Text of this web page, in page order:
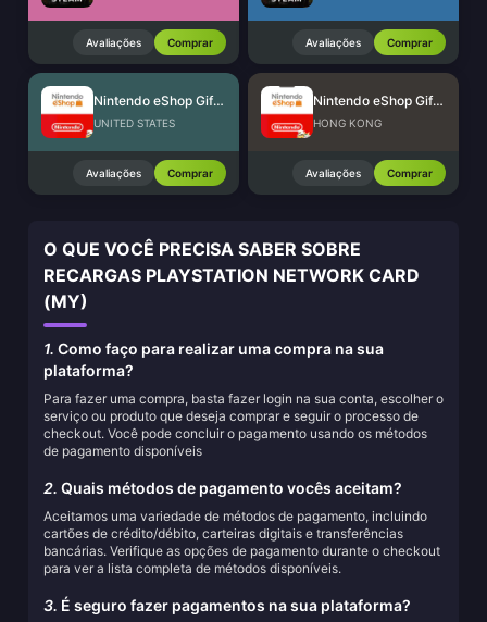
Avaliações Comprar Avaliações Comprar
Nintendo eShop Gift Card (US)
UNITED STATES
Avaliações Comprar
Nintendo eShop Gift Card (HK)
HONG KONG
Avaliações Comprar
O QUE VOCÊ PRECISA SABER SOBRE
RECARGAS PLAYSTATION NETWORK CARD
(MY)
1. Como faço para realizar uma compra na sua
plataforma?
Para fazer uma compra, basta fazer login na sua conta, escolher o
serviço ou produto que deseja comprar e seguir o processo de
checkout. Você pode concluir o pagamento usando os métodos
de pagamento disponíveis
2. Quais métodos de pagamento vocês aceitam?
Aceitamos uma variedade de métodos de pagamento, incluindo
cartões de crédito/débito, carteiras digitais e transferências
bancárias. Verifique as opções de pagamento durante o checkout
para ver a lista completa de métodos disponíveis.
3. É seguro fazer pagamentos na sua plataforma?